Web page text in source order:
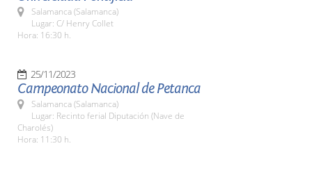
Salamanca (Salamanca)
Lugar: C/ Henry Collet
Hora: 16:30 h.
25/11/2023
Campeonato Nacional de Petanca
Salamanca (Salamanca)
Lugar: Recinto ferial Diputación (Nave de
Charolés)
Hora: 11:30 h.